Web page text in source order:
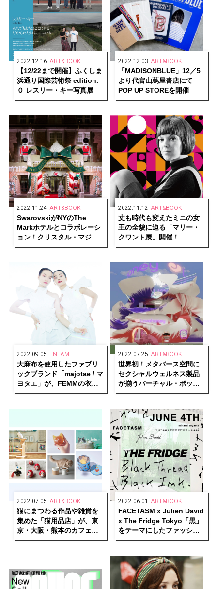
2022.12.16 ART&BOOK
【12/22まで開催】ふくしま
浜通り国際芸術祭 edition.
０ レスリー・キー写真展
2022.12.03 ART&BOOK
「MADISONBLUE」12／5
より代官山蔦屋書店にて
POP UP STOREを開催
2022.11.24 ART&BOOK
SwarovskiがNYのThe
Markホテルとコラボレーシ
ョン！クリスタル・マジッ
クの世界へ導く
2022.11.12 ART&BOOK
丈も時代も変えたミニの女
王の全貌に迫る「マリー・
クワント展」開催！
2022.09.05 ENTAME
大麻布を使用したファブリ
ックブランド「majotae / マ
ヨタエ」が、FEMMの衣装
とコラボレーション
2022.07.25 ART&BOOK
世界初！メタバース空間に
セクシャルウェルネス製品
が揃うバーチャル・ポップ
アップストア
2022.07.05 ART&BOOK
猫にまつわる作品や雑貨を
集めた「猫用品店」が、東
京・大阪・熊本のカフェ＆
ブックス ビブリオテークで
2022.06.01 ART&BOOK
FACETASM x Julien David
x The Fridge Tokyo「黒」
をテーマにしたファッショ
ン×アートイベントが開催中